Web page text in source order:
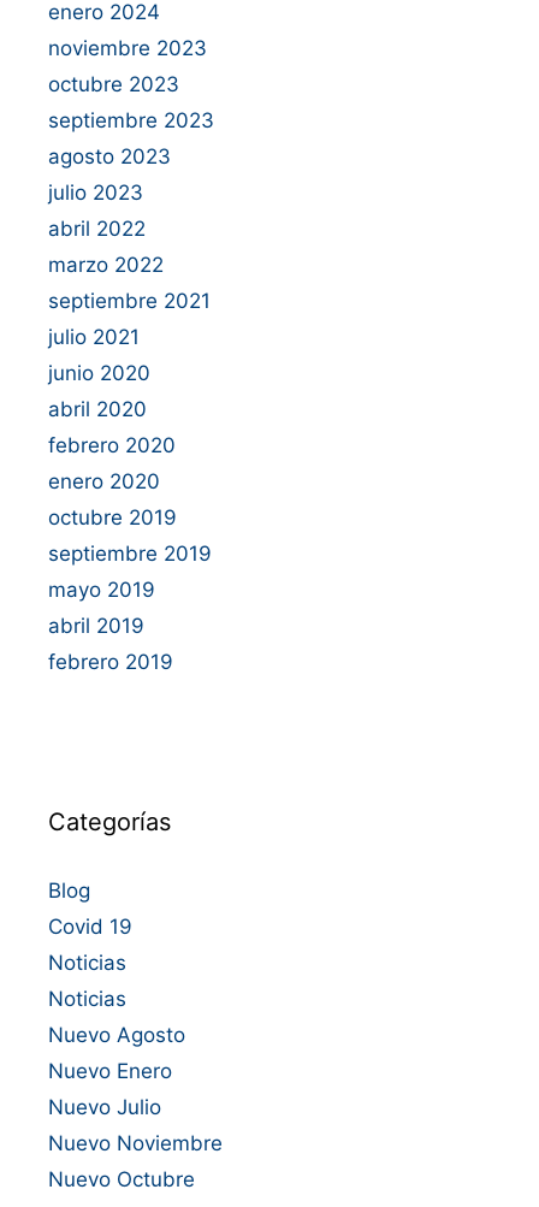
enero 2024
noviembre 2023
octubre 2023
septiembre 2023
agosto 2023
julio 2023
abril 2022
marzo 2022
septiembre 2021
julio 2021
junio 2020
abril 2020
febrero 2020
enero 2020
octubre 2019
septiembre 2019
mayo 2019
abril 2019
febrero 2019
Categorías
Blog
Covid 19
Noticias
Noticias
Nuevo Agosto
Nuevo Enero
Nuevo Julio
Nuevo Noviembre
Nuevo Octubre